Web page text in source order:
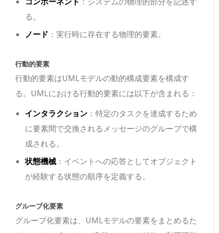
る。
ノード ：実行時に存在する物理的要素。
行動的要素
行動的要素はUMLモデルの動的構成要素を構成す
る。UMLにおける行動的要素には以下が含まれる：
インタラクション ：特定のタスクを達成するため
に要素間で交換されるメッセージのグループで構
成される。
状態機械 ：イベントへの応答としてオブジェクト
が経験する状態の順序を定義する。
グループ化要素
グループ化要素は、UMLモデルの要素をまとめるた